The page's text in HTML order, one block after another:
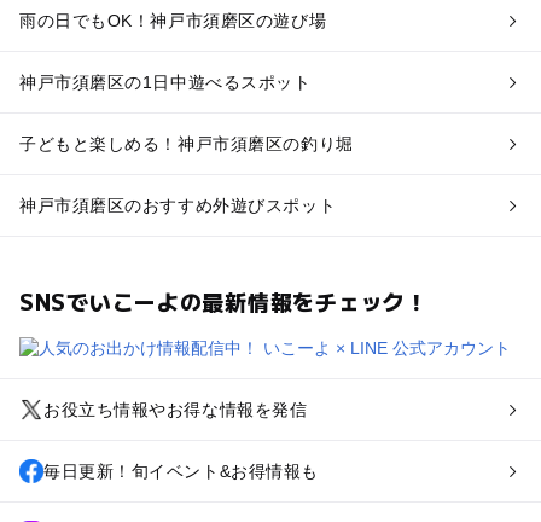
雨の日でもOK！神戸市須磨区の遊び場
神戸市須磨区の1日中遊べるスポット
子どもと楽しめる！神戸市須磨区の釣り堀
神戸市須磨区のおすすめ外遊びスポット
SNSでいこーよの最新情報をチェック！
お役立ち情報やお得な情報を発信
毎日更新！旬イベント&お得情報も